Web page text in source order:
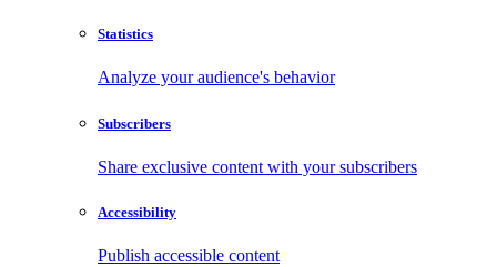
Statistics
Analyze your audience's behavior
Subscribers
Share exclusive content with your subscribers
Accessibility
Publish accessible content